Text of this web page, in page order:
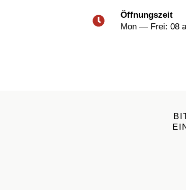
Öffnungszeit
Mon — Frei: 08